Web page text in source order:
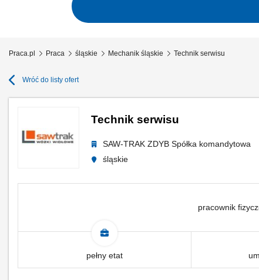
Praca.pl Praca śląskie Mechanik śląskie Technik serwisu
Wróć do listy ofert
Technik serwisu
SAW-TRAK ZDYB Spółka komandytowa
śląskie
pracownik
pełny etat